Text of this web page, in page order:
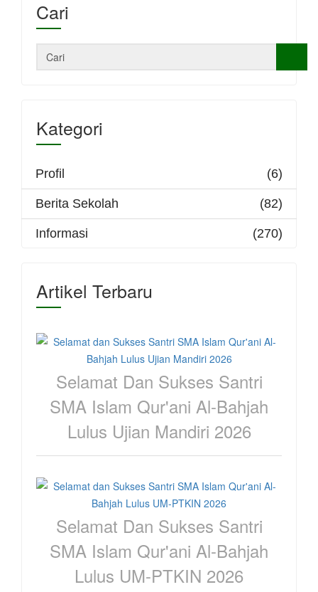
Cari
Kategori
Profil (6)
Berita Sekolah (82)
Informasi (270)
Artikel Terbaru
Selamat Dan Sukses Santri
SMA Islam Qur'ani Al-Bahjah
Lulus Ujian Mandiri 2026
Selamat Dan Sukses Santri
SMA Islam Qur'ani Al-Bahjah
Lulus UM-PTKIN 2026